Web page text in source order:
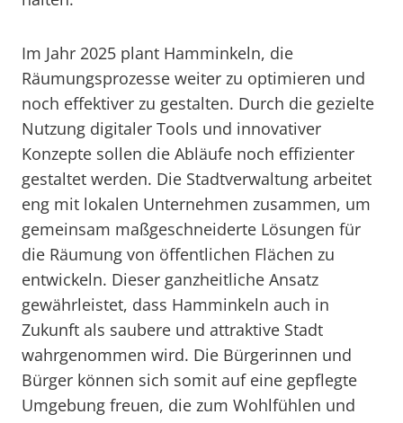
Im Jahr 2025 plant Hamminkeln, die
Räumungsprozesse weiter zu optimieren und
noch effektiver zu gestalten. Durch die gezielte
Nutzung digitaler Tools und innovativer
Konzepte sollen die Abläufe noch effizienter
gestaltet werden. Die Stadtverwaltung arbeitet
eng mit lokalen Unternehmen zusammen, um
gemeinsam maßgeschneiderte Lösungen für
die Räumung von öffentlichen Flächen zu
entwickeln. Dieser ganzheitliche Ansatz
gewährleistet, dass Hamminkeln auch in
Zukunft als saubere und attraktive Stadt
wahrgenommen wird. Die Bürgerinnen und
Bürger können sich somit auf eine gepflegte
Umgebung freuen, die zum Wohlfühlen und